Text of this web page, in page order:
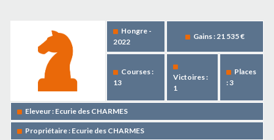
Hongre -
2022
Gains : 21 535 €
Courses :
13
Victoires :
1
Places
: 3
Eleveur : Ecurie des CHARMES
Propriétaire : Ecurie des CHARMES